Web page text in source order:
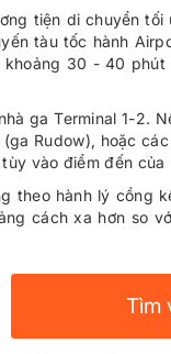
tiện di chuyển tối
tàu tốc hành
30 - 40
ga Terminal 1-2.
Rudow), hoặc
vào điểm đến của
theo hành lý cồng
cách xa hơn so
Tìm